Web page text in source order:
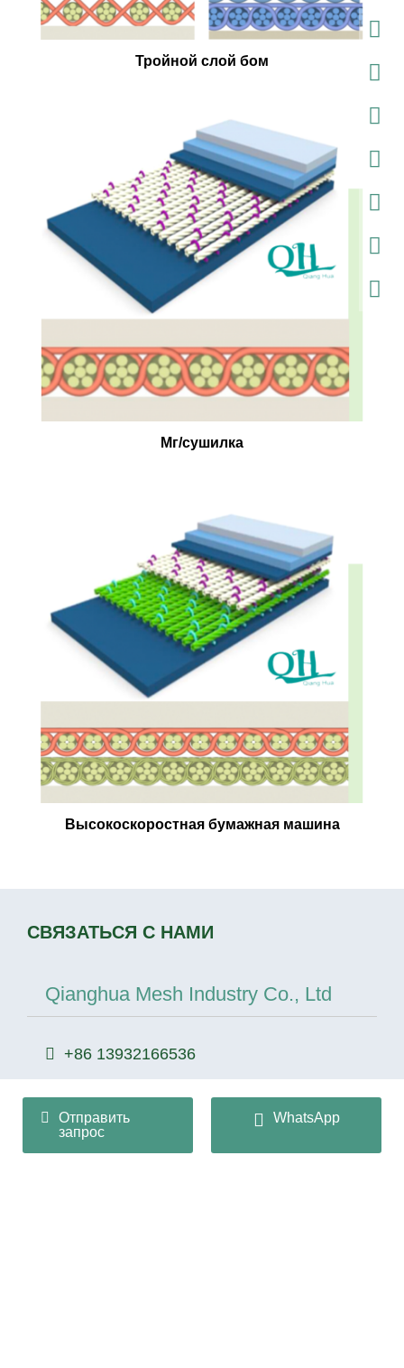
Тройной слой бом
Мг/сушилка
Высокоскоростная бумажная машина
СВЯЗАТЬСЯ С НАМИ
Qianghua Mesh Industry Co., Ltd
+86 13932166536
sitemap|privacy Policy
Отправить
запрос
WhatsApp